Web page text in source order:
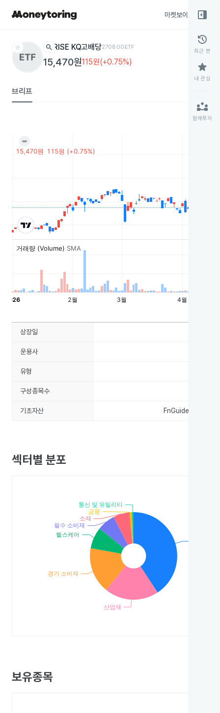
마켓보이스
star search RISE KQ고배당270800ETF
15,470원115원(+0.75%)
브리프
right_panel_open
history
최근 본
star
내 관심
partner_exchange
함께투자